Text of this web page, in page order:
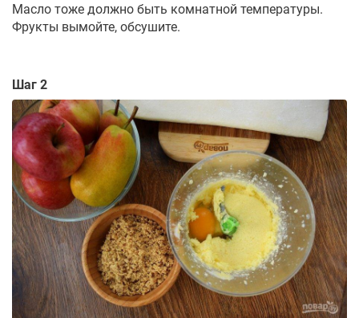
Масло тоже должно быть комнатной температуры.
Фрукты вымойте, обсушите.
Шаг 2